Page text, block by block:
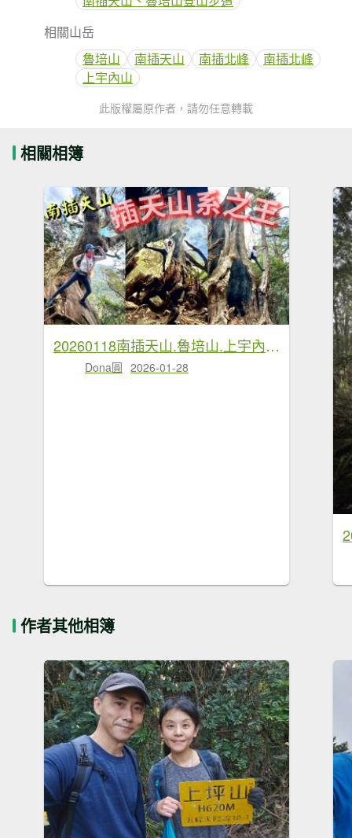
相關山岳
魯培山
南插天山 南插北峰
南插北峰
上宇內山
此版權屬原作者，請勿任意轉載
相關相簿
20260118南插天山.魯培山.上宇內山(南插北峰)
Dona圓 2026-01-28
作者其他相簿